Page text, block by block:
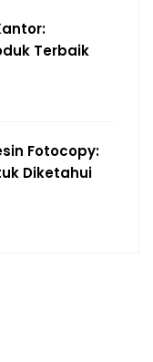
Terbaik
Fotocopy:
Diketahui